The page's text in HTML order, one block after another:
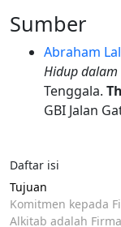
Sumber
Abraham
Hidup
Tenggala.
GBI Jalan
Daftar isi
Tujuan
Komitmen kepada
Alkitab adalah